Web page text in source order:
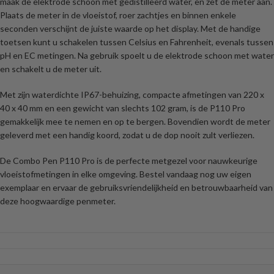
Plaats de meter in de vloeistof, roer zachtjes en binnen enkele
seconden verschijnt de juiste waarde op het display. Met de handige
toetsen kunt u schakelen tussen Celsius en Fahrenheit, evenals tussen
pH en EC metingen. Na gebruik spoelt u de elektrode schoon met water
en schakelt u de meter uit.
Met zijn waterdichte IP67-behuizing, compacte afmetingen van 220 x
40 x 40 mm en een gewicht van slechts 102 gram, is de P110 Pro
gemakkelijk mee te nemen en op te bergen. Bovendien wordt de meter
geleverd met een handig koord, zodat u de dop nooit zult verliezen.
De Combo Pen P110 Pro is de perfecte metgezel voor nauwkeurige
vloeistofmetingen in elke omgeving. Bestel vandaag nog uw eigen
exemplaar en ervaar de gebruiksvriendelijkheid en betrouwbaarheid van
deze hoogwaardige penmeter.